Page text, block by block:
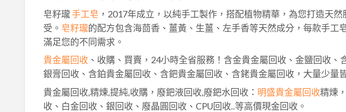
皂籽瓏手工皂 ，2017年成立，以純手工製作，搭配植物精華，為您打造天
受。 皂籽瓏的配方包含海茴香、薑黃、生薑、左手香等天然成分，每款手工
滿足您的不同需求。
貴金屬回收、收購、買賣，24小時全省服務！含金貴金屬回收、金鹽回收、
銀膏回收、含鉑貴金屬回收、含鈀貴金屬回收、含銠貴金屬回收，大量少量
貴金屬回收,精煉,提純,收購，廢鈀液回收,廢鈀水回收： 明盛貴金屬回收精煉
收、白金回收、銀回收、廢晶圓回收、CPU回收..等高價現金回收。